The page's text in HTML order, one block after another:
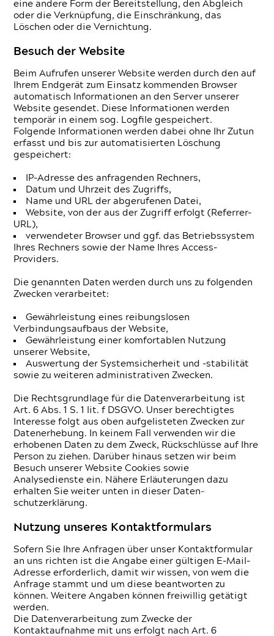
eine andere Form der Bereitstellung, den Abgleich
oder die Verknüpfung, die Einschränkung, das
Löschen oder die Vernichtung.
Besuch der Website
Beim Aufrufen unserer Website werden durch den auf
Ihrem Endgerät zum Einsatz kommenden Browser
automatisch Informationen an den Server unserer
Website gesendet. Diese Informationen werden
temporär in einem sog. Logfile gespeichert.
Folgende Informationen werden dabei ohne Ihr Zutun
erfasst und bis zur automatisierten Löschung
gespeichert:
IP-Adresse des anfragenden Rechners,
Datum und Uhrzeit des Zugriffs,
Name und URL der abgerufenen Datei,
Website, von der aus der Zugriff erfolgt (Referrer-
URL),
verwendeter Browser und ggf. das Betriebssystem
Ihres Rechners sowie der Name Ihres Access-
Providers.
Die genannten Daten werden durch uns zu folgenden
Zwecken verarbeitet:
Gewährleistung eines reibungslosen
Verbindungsaufbaus der Website,
Gewährleistung einer komfortablen Nutzung
unserer Website,
Auswertung der Systemsicherheit und -stabilität
sowie zu weiteren administrativen Zwecken.
Die Rechtsgrundlage für die Datenverarbeitung ist
Art. 6 Abs. 1 S. 1 lit. f DSGVO. Unser berechtigtes
Interesse folgt aus oben aufgelisteten Zwecken zur
Datenerhebung. In keinem Fall verwenden wir die
erhobenen Daten zu dem Zweck, Rückschlüsse auf Ihre
Person zu ziehen. Darüber hinaus setzen wir beim
Besuch unserer Website Cookies sowie
Analysedienste ein. Nähere Erläuterungen dazu
erhalten Sie weiter unten in dieser Daten­
schutzerklärung.
Nutzung unseres Kontaktformulars
Sofern Sie Ihre Anfragen über unser Kontaktformular
an uns richten ist die Angabe einer gültigen E-Mail-
Adresse erforderlich, damit wir wissen, von wem die
Anfrage stammt und um diese beantworten zu
können. Weitere Angaben können freiwillig getätigt
werden.
Die Datenverarbeitung zum Zwecke der
Kontaktaufnahme mit uns erfolgt nach Art. 6